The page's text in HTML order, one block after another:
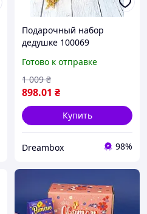
Подарочный набор
дедушке 100069
Готово к отправке
898.01 ₴
1 009 ₴
Купить
Dreambox 98%